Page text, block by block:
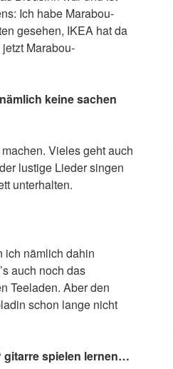
Ich habe Marabou-
gesehen, IKEA hat da
Marabou-
keine sachen
Vieles geht auch
lustige Lieder singen
unterhalten.
ich nämlich dahin
auch noch das
Teeladen. Aber den
schon lange nicht
spielen lernen…